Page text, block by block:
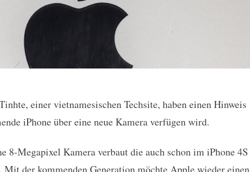
12-Megapixel Kamera?
einer vietnamesischen Techsite, haben einen Hinweis
iPhone über eine neue Kamera verfügen wird.
8-Megapixel Kamera verbaut die auch schon im iPhone 4S
der kommenden Generation möchte Apple wieder einen